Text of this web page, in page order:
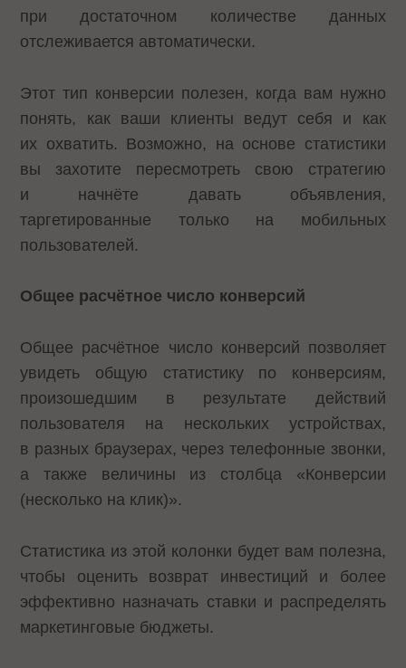
при достаточном количестве данных
отслеживается автоматически.
Этот тип конверсии полезен, когда вам нужно
понять, как ваши клиенты ведут себя и как
их охватить. Возможно, на основе статистики
вы захотите пересмотреть свою стратегию
и начнёте давать объявления,
таргетированные только на мобильных
пользователей.
Общее расчётное число конверсий
Общее расчётное число конверсий позволяет
увидеть общую статистику по конверсиям,
произошедшим в результате действий
пользователя на нескольких устройствах,
в разных браузерах, через телефонные звонки,
а также величины из столбца «Конверсии
(несколько на клик)».
Статистика из этой колонки будет вам полезна,
чтобы оценить возврат инвестиций и более
эффективно назначать ставки и распределять
маркетинговые бюджеты.